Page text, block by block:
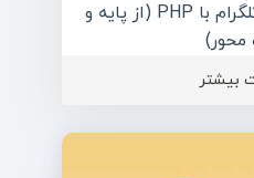
آموزش ساخت ربات تلگرام با PHP (از پایه و
محور)
بیشتر